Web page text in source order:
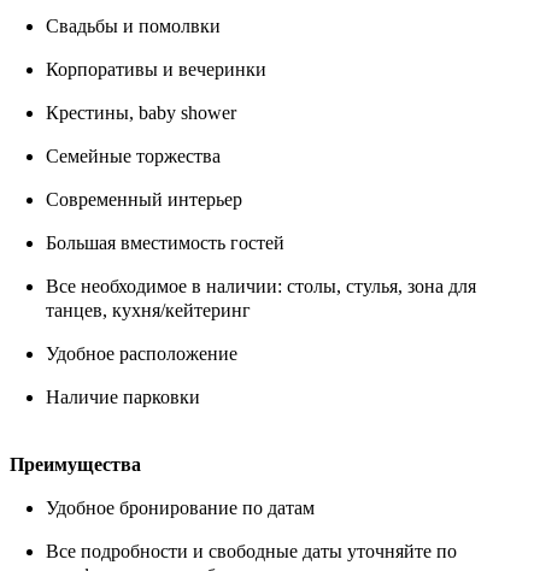
Свадьбы и помолвки
Корпоративы и вечеринки
Крестины, baby shower
Семейные торжества
Современный интерьер
Большая вместимость гостей
Все необходимое в наличии: столы, стулья, зона для
танцев, кухня/кейтеринг
Удобное расположение
Наличие парковки
Преимущества
Удобное бронирование по датам
Все подробности и свободные даты уточняйте по